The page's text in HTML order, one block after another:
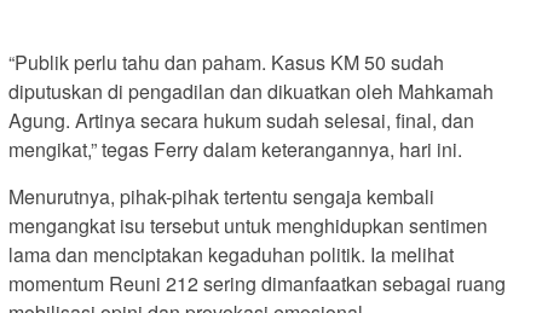
“Publik perlu tahu dan paham. Kasus KM 50 sudah
diputuskan di pengadilan dan dikuatkan oleh Mahkamah
Agung. Artinya secara hukum sudah selesai, final, dan
mengikat,” tegas Ferry dalam keterangannya, hari ini.
Menurutnya, pihak-pihak tertentu sengaja kembali
mengangkat isu tersebut untuk menghidupkan sentimen
lama dan menciptakan kegaduhan politik. Ia melihat
momentum Reuni 212 sering dimanfaatkan sebagai ruang